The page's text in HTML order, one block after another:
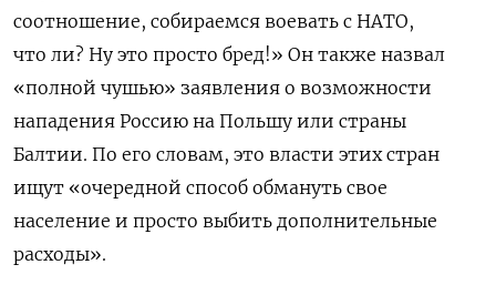
соотношение, собираемся воевать с НАТО,
что ли? Ну это просто бред!» Он также назвал
«полной чушью» заявления о возможности
нападения Россию на Польшу или страны
Балтии. По его словам, это власти этих стран
ищут «очередной способ обмануть свое
население и просто выбить дополнительные
расходы».